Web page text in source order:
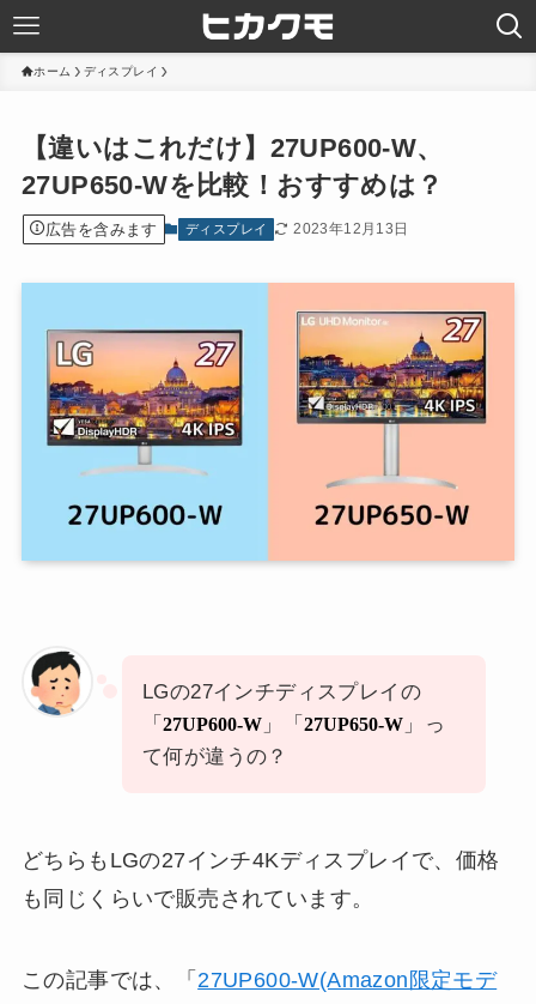
ホーム ディスプレイ
【違いはこれだけ】27UP600-W、
27UP650-Wを比較！おすすめは？
広告を含みます ディスプレイ 2023年12月13日
LGの27インチディスプレイの
「27UP600-W 」「27UP650-W 」っ
て何が違うの？
どちらもLGの27インチ4Kディスプレイで、価格
も同じくらいで販売されています。
この記事では、「 27UP600-W(Amazon限定モデ